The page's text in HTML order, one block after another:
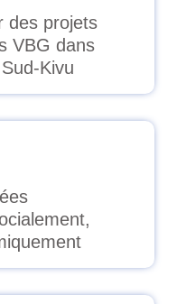
des projets
VBG dans
Kivu